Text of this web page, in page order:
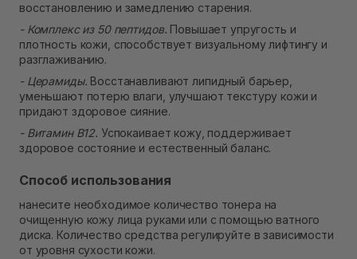
восстановлению и замедлению старения.
- Комплекс из 50 пептидов. Повышает упругость и
плотность кожи, способствует визуальному лифтингу и
разглаживанию.
- Церамиды. Восстанавливают липидный барьер,
уменьшают потерю влаги, улучшают текстуру кожи и
придают здоровое сияние.
- Витамин B12. Успокаивает кожу, поддерживает
здоровое состояние и естественный баланс.
Способ использования
нанесите необходимое количество тонера на
очищенную кожу лица руками или с помощью ватного
диска. Количество средства регулируйте в зависимости
от уровня сухости кожи.